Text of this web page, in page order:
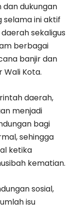
dukungan
selama ini aktif
sekaligus
berbagai
banjir dan
Wali Kota.
daerah,
menjadi
bagi
sehingga
ketika
kematian.
sosial,
isu